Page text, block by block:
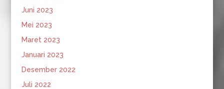
Juni 2023
Mei 2023
Maret 2023
Januari 2023
Desember 2022
Juli 2022